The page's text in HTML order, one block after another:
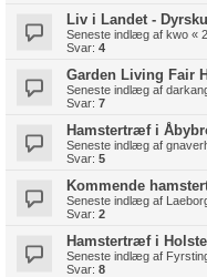
Liv i Landet -
Seneste indlæg af kwo «
Svar: 4
Garden Living Fair
Seneste indlæg af
Svar: 7
Hamstertræf i
Seneste indlæg af
Svar: 5
Kommende
Seneste indlæg af
Svar: 2
Hamstertræf i
Seneste indlæg af
Svar: 8